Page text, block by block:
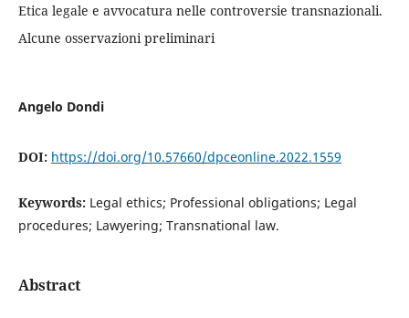
Etica legale e avvocatura nelle controversie transnazionali.
Alcune osservazioni preliminari
Angelo Dondi
DOI: https://doi.org/10.57660/dpceonline.2022.1559
Keywords: Legal ethics; Professional obligations; Legal
procedures; Lawyering; Transnational law.
Abstract